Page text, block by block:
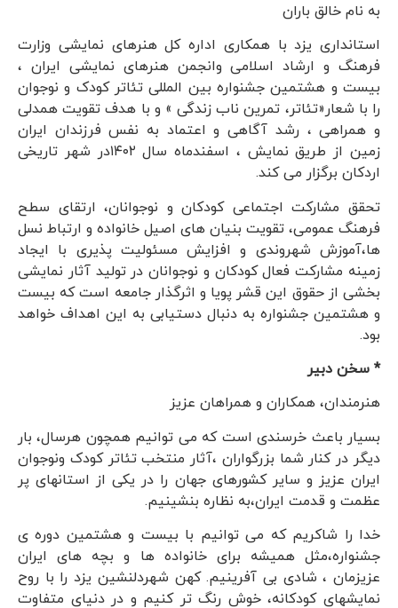
به نام خالق باران
استانداری یزد با همکاری اداره کل هنرهای نمایشی وزارت
فرهنگ و ارشاد اسلامی وانجمن هنرهای نمایشی ایران ،
بیست و هشتمین جشنواره بین المللی تئاتر کودک و نوجوان
را با شعار«تئاتر، تمرین ناب زندگی » و با هدف تقویت همدلی
و همراهی ، رشد آگاهی و اعتماد به نفس فرزندان ایران
زمین از طریق نمایش ، اسفندماه سال ۱۴۰۲در شهر تاریخی
اردکان برگزار می کند.
تحقق مشارکت اجتماعی کودکان و نوجوانان، ارتقای سطح
فرهنگ عمومی، تقویت بنیان های اصیل خانواده و ارتباط نسل
ها،آموزش شهروندی و افزایش مسئولیت پذیری با ایجاد
زمینه مشارکت فعال کودکان و نوجوانان در تولید آثار نمایشی
بخشی از حقوق این قشر پویا و اثرگذار جامعه است که بیست
و هشتمین جشنواره به دنبال دستیابی به این اهداف خواهد
بود.
* سخن دبیر
هنرمندان، همکاران و همراهان عزیز
بسیار باعث خرسندی است که می توانیم همچون هرسال، بار
دیگر در کنار شما بزرگواران ،آثار منتخب تئاتر کودک ونوجوان
ایران عزیز و سایر کشورهای جهان را در یکی از استانهای پر
عظمت و قدمت ایران،به نظاره بنشینیم.
خدا را شاکریم که می توانیم با بیست و هشتمین دوره ی
جشنواره،مثل همیشه برای خانواده ها و بچه های ایران
عزیزمان ، شادی بی آفرینیم. کهن شهردلنشین یزد را با روح
نمایشهای کودکانه، خوش رنگ تر کنیم و در دنیای متفاوت